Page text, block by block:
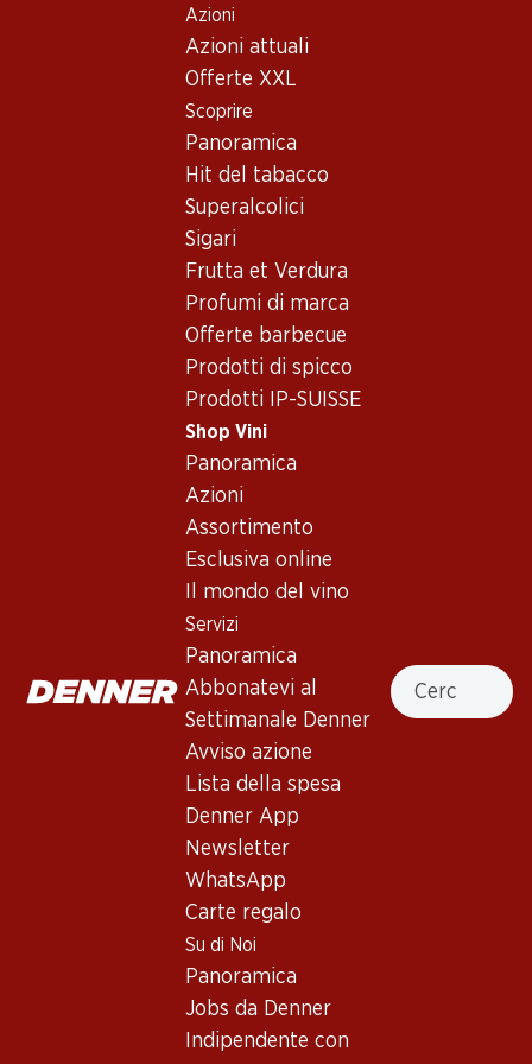
Azioni
Azioni attuali
Offerte XXL
Scoprire
Panoramica
Hit del tabacco
Superalcolici
Sigari
Frutta et Verdura
Profumi di marca
Offerte barbecue
Prodotti di spicco
Prodotti IP-SUISSE
Shop Vini
Panoramica
Azioni
Assortimento
Esclusiva online
Il mondo del vino
Servizi
Panoramica
Abbonatevi al
Settimanale Denner
Avviso azione
Lista della spesa
Denner App
Newsletter
WhatsApp
Carte regalo
Su di Noi
Panoramica
Jobs da Denner
Indipendente con
Cercare
Assortimento vini
Italia - Lombardia
Lombardia
Esclusiva online!
Bellavista Franciacorta
Assemblage
Villa Annaberta Lugana
3 Prodotti
In alto